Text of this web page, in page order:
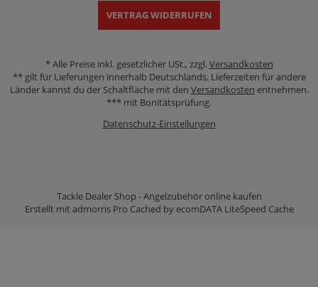
VERTRAG WIDERRUFEN
*Alle Preise inkl. gesetzlicher USt., zzgl.Versandkosten
** gilt für Lieferungen innerhalb Deutschlands, Lieferzeiten für andere
Länder kannst du der Schaltfläche mit den Versandkosten entnehmen.
*** mit Bonitätsprüfung.
Datenschutz-Einstellungen
Tackle Dealer Shop - Angelzubehör online kaufen
Erstellt mitadmorris Pro Cached by ecomDATA LiteSpeed Cache